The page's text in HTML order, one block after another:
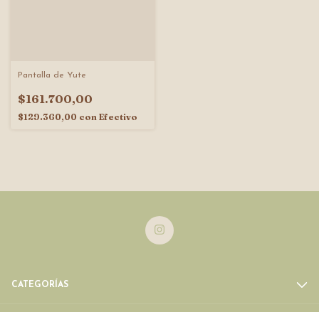
Pantalla de Yute
$161.700,00
$129.360,00 con Efectivo
CATEGORÍAS